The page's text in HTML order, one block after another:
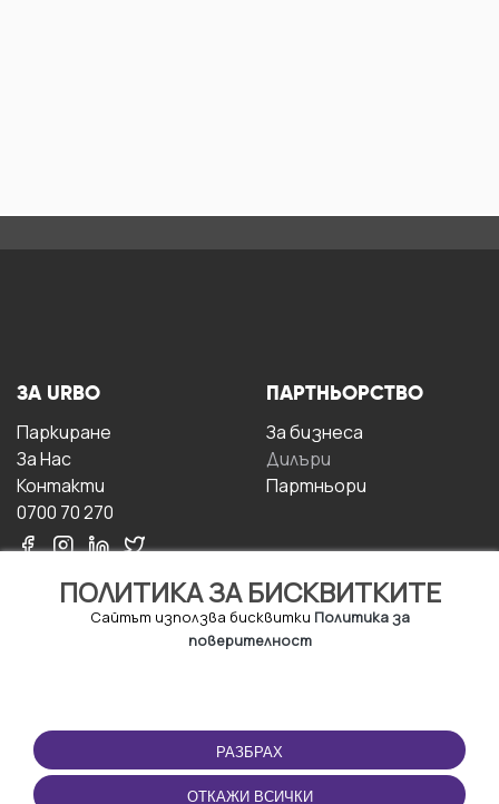
ПОЛИТИКА ЗА БИСКВИТКИТЕ
Сайтът използва бисквитки Политика за
поверителност
РАЗБРАХ
ОТКАЖИ ВСИЧКИ
ЗА URBO
Паркиране
За Hас
Контакти
0700 70 270
ПАРТНЬОРСТВО
За бизнесa
Дилъри
Партньори
ПОЛЗВАНЕ
Правила и условия за
ползване
ПРИЛОЖЕНИЕТО